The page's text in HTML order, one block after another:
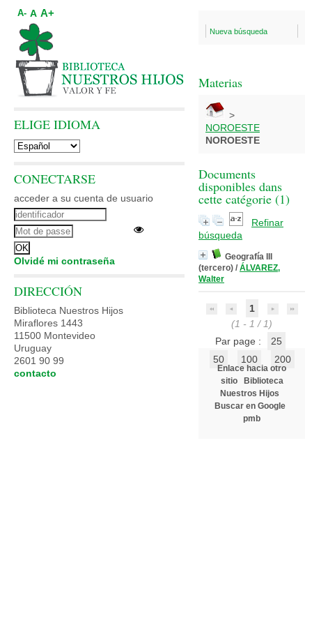
Nueva búsqueda
Materias
>
NOROESTE
NOROESTE
Documents
disponibles dans
cette catégorie (1)
Refinar
búsqueda
Geografía III
(tercero) / ÁLVAREZ,
Walter
1
(1 - 1 / 1)
Par page :
25
50
100 200
Enlace hacia otro
sitio
Biblioteca
Nuestros Hijos
Buscar en Google
pmb
A- A A+
ELIGE IDIOMA
CONECTARSE
acceder a su cuenta de usuario
Olvidé mi contraseña
DIRECCIÓN
Biblioteca Nuestros Hijos
Miraflores 1443
11500 Montevideo
Uruguay
2601 90 99
contacto